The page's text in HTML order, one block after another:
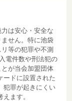
は安心・安全な
せん。特に池袋
等の犯罪や不測
電件数や刑法犯の
が当会加盟団体
ードに設置された
犯罪が起きにくい
ます。